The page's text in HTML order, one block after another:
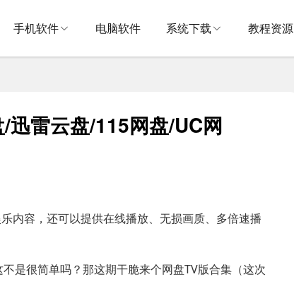
手机软件 电脑软件 系统下载 教程资源
雷云盘/115网盘/UC网
内容，还可以提供在线播放、无损画质、多倍速播
是很简单吗？那这期干脆来个网盘TV版合集（这次